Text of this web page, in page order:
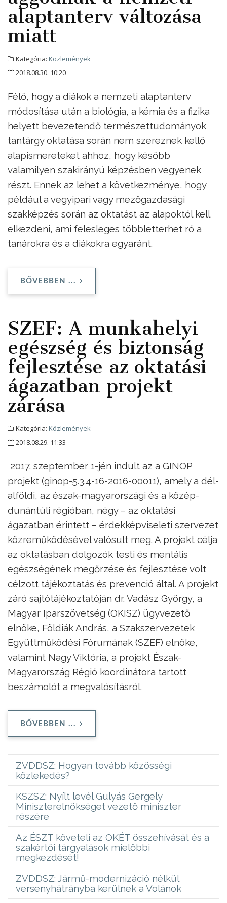
alaptanterv változása
miatt
Kategória: Közlemények
2018.08.30. 10:20
Félő, hogy a diákok a nemzeti alaptanterv
módosítása után a biológia, a kémia és a fizika
helyett bevezetendő természettudományok
tantárgy oktatása során nem szereznek kellő
alapismereteket ahhoz, hogy később
valamilyen szakirányú képzésben vegyenek
részt. Ennek az lehet a következménye, hogy
például a vegyipari vagy mezőgazdasági
szakképzés során az oktatást az alapoktól kell
elkezdeni, ami felesleges többletterhet ró a
tanárokra és a diákokra egyaránt.
BŐVEBBEN ...
SZEF: A munkahelyi
egészség és biztonság
fejlesztése az oktatási
ágazatban projekt
zárása
Kategória: Közlemények
2018.08.29. 11:33
2017. szeptember 1-jén indult az a GINOP
projekt (ginop-5.3.4-16-2016-00011), amely a dél-
alföldi, az észak-magyarországi és a közép-
dunántúli régióban, négy – az oktatási
ágazatban érintett – érdekképviseleti szervezet
közreműködésével valósult meg. A projekt célja
az oktatásban dolgozók testi és mentális
egészségének megőrzése és fejlesztése volt
célzott tájékoztatás és prevenció által. A projekt
záró sajtótájékoztatóján dr. Vadász György, a
Magyar Iparszövetség (OKISZ) ügyvezető
elnöke, Földiák András, a Szakszervezetek
Együttműködési Fórumának (SZEF) elnöke,
valamint Nagy Viktória, a projekt Észak-
Magyarország Régió koordinátora tartott
beszámolót a megvalósításról.
BŐVEBBEN ...
ZVDDSZ: Hogyan tovább közösségi
közlekedés?
KSZSZ: Nyílt levél Gulyás Gergely
Miniszterelnökséget vezető miniszter
részére
Az ÉSZT követeli az OKÉT összehívását és a
szakértői tárgyalások mielőbbi
megkezdését!
ZVDDSZ: Jármű-modernizáció nélkül
versenyhátrányba kerülnek a Volánok